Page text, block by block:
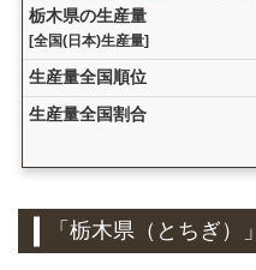
栃木県の生産量
[全国(日本)生産量]
生産量全国順位
生産量全国割合
「栃木県（とちぎ